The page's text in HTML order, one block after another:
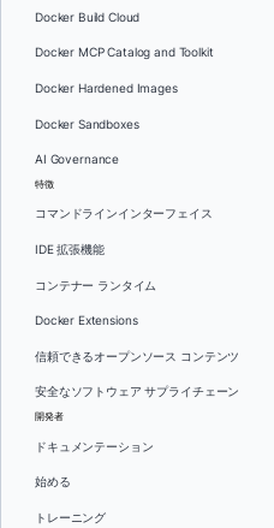
Docker Build Cloud
Docker MCP Catalog and Toolkit
Docker Hardened Images
Docker Sandboxes
AI Governance
特徴
コマンドラインインターフェイス
IDE 拡張機能
コンテナー ランタイム
Docker Extensions
信頼できるオープンソース コンテンツ
安全なソフトウェア サプライチェーン
開発者
ドキュメンテーション
始める
トレーニング